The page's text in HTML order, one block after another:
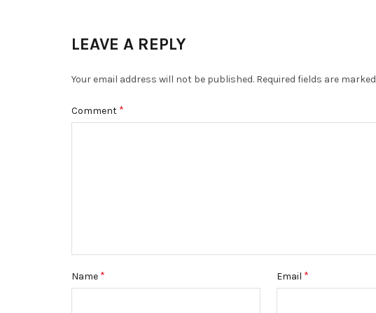
LEAVE A REPLY
Your email address will not be published. Required fields are marked
Comment *
Name * Email *